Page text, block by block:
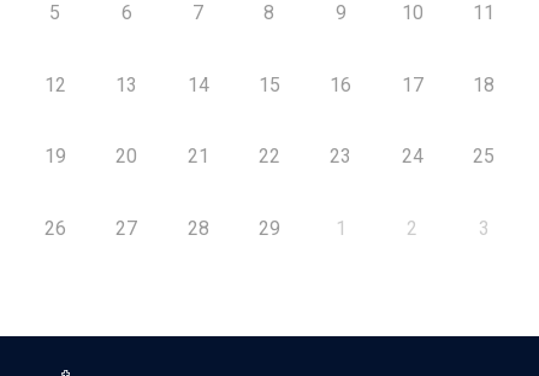
5 6 7 8 9 10 11
12 13 14 15 16 17 18
19 20 21 22 23 24 25
26 27 28 29 1 2 3